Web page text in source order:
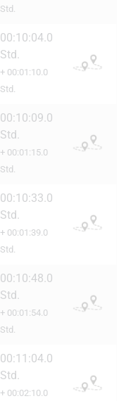
Std.
00:10:04.0
Std.
+ 00:01:10.0
Std.
00:10:09.0
Std.
+ 00:01:15.0
Std.
00:10:33.0
Std.
+ 00:01:39.0
Std.
00:10:48.0
Std.
+ 00:01:54.0
Std.
00:11:04.0
Std.
+ 00:02:10.0